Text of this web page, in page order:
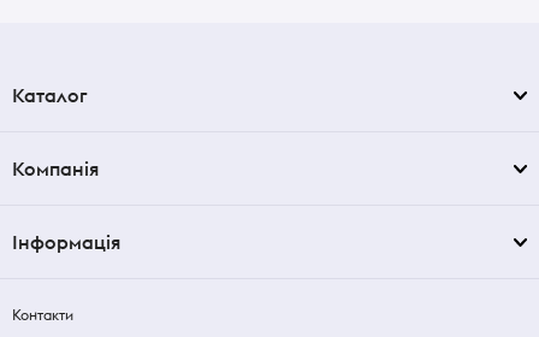
Каталог
Компанія
Інформація
Контакти